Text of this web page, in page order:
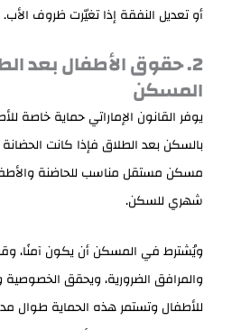
أو تعديل النفقة إذا تغيّرت ظروف الأب.
2. حقوق الأطفال بعد
المسكن
يوفر القانون الإماراتي حماية خاصة
بالسكن بعد الطلاق فإذا كانت الحضانة
مسكن مستقل مناسب للحاضنة
شهري للسكن.
ويُشترط في المسكن أن يكون آمنًا،
والمرافق الضرورية، ويحقق الخصوصية
للأطفال وتستمر هذه الحماية طوال